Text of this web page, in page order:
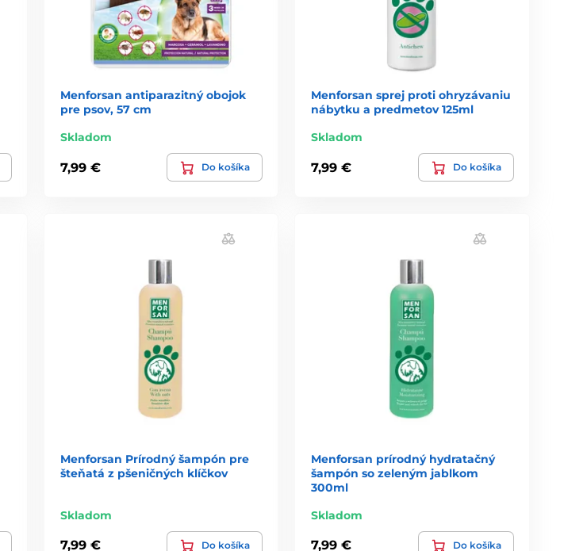
Menforsan antiparazitný obojok
pre psov, 57 cm
Skladom
7,99 € Do košíka
Menforsan sprej proti ohryzávaniu
nábytku a predmetov 125ml
Skladom
7,99 € Do košíka
Menforsan Prírodný šampón pre
šteňatá z pšeničných klíčkov
Skladom
7,99 € Do košíka
Menforsan prírodný hydratačný
šampón so zeleným jablkom
300ml
Skladom
7,99 € Do košíka